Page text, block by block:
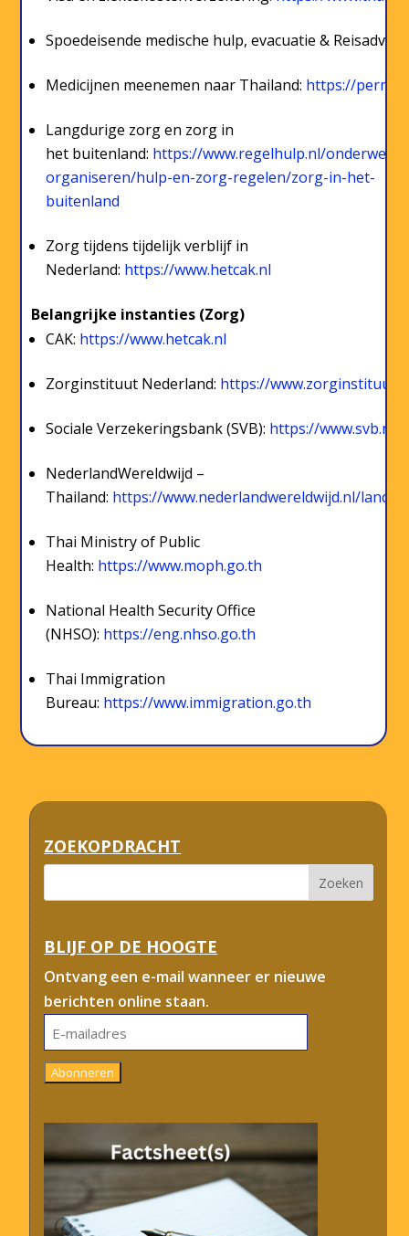
Spoedeisende medische hulp, evacuatie &
Medicijnen meenemen naar Thailand: https://
Langdurige zorg en zorg in
het buitenland: https://www.regelhulp.nl/
organiseren/hulp-en-zorg-regelen/zorg-in-het-
buitenland
Zorg tijdens tijdelijk verblijf in
Nederland: https://www.hetcak.nl
Belangrijke instanties (Zorg)
CAK: https://www.hetcak.nl
Zorginstituut Nederland: https://
Sociale Verzekeringsbank (SVB): https://www.svb.nl
NederlandWereldwijd –
Thailand: https://www.nederlandwereldwijd.nl/
Thai Ministry of Public
Health: https://www.moph.go.th
National Health Security Office
(NHSO): https://eng.nhso.go.th
Thai Immigration
Bureau: https://www.immigration.go.th
ZOEKOPDRACHT
BLIJF OP DE HOOGTE
Ontvang een e-mail wanneer er nieuwe
berichten online staan.
E-
mailadres
Abonneren